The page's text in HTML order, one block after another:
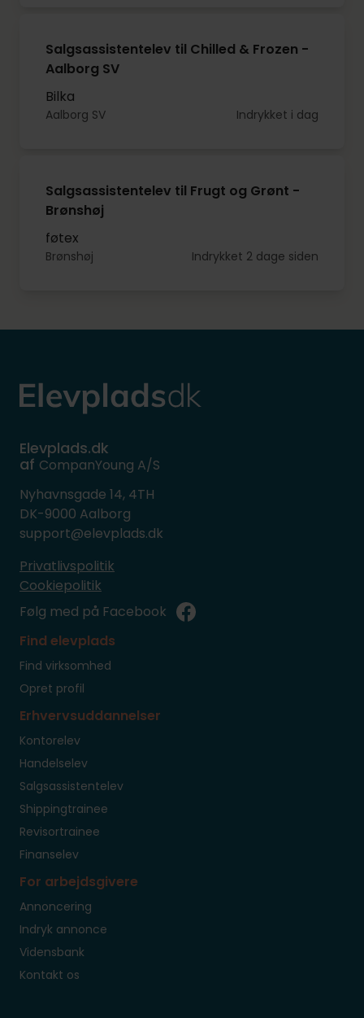
Salgsassistentelev til Chilled & Frozen -
Aalborg SV
Bilka
Aalborg SV Indrykket i dag
Salgsassistentelev til Frugt og Grønt -
Brønshøj
føtex
Brønshøj Indrykket 2 dage siden
Elevplads.dk
af CompanYoung A/S
Nyhavnsgade 14, 4TH
DK-9000 Aalborg
support@elevplads.dk
Privatlivspolitik
Cookiepolitik
Følg med på Facebook
Find elevplads
Find virksomhed
Opret profil
Erhvervsuddannelser
Kontorelev
Handelselev
Salgsassistentelev
Shippingtrainee
Revisortrainee
Finanselev
For arbejdsgivere
Annoncering
Indryk annonce
Vidensbank
Kontakt os